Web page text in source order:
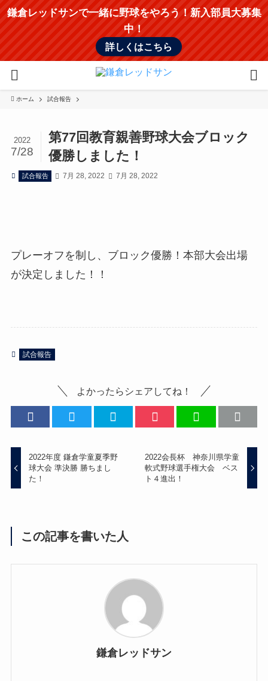
鎌倉レッドサンで一緒に野球をやろう！新入部員大募集
中！
詳しくはこちら
ホーム 試合報告
第77回教育親善野球大会ブロック
優勝しました！
2022
7/28
試合報告 7月 28, 2022 7月 28, 2022
プレーオフを制し、ブロック優勝！本部大会出場
が決定しました！！
試合報告
よかったらシェアしてね！
2022年度 鎌倉学童夏季野
球大会 準決勝 勝ちまし
た！
2022会長杯 神奈川県学童
軟式野球選手権大会 ベス
ト４進出！
この記事を書いた人
鎌倉レッドサン